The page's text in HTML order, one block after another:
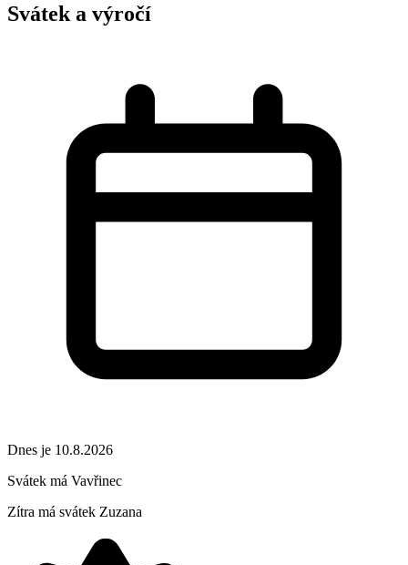
Svátek a výročí
Dnes je 10.8.2026
Svátek má Vavřinec
Zítra má svátek Zuzana